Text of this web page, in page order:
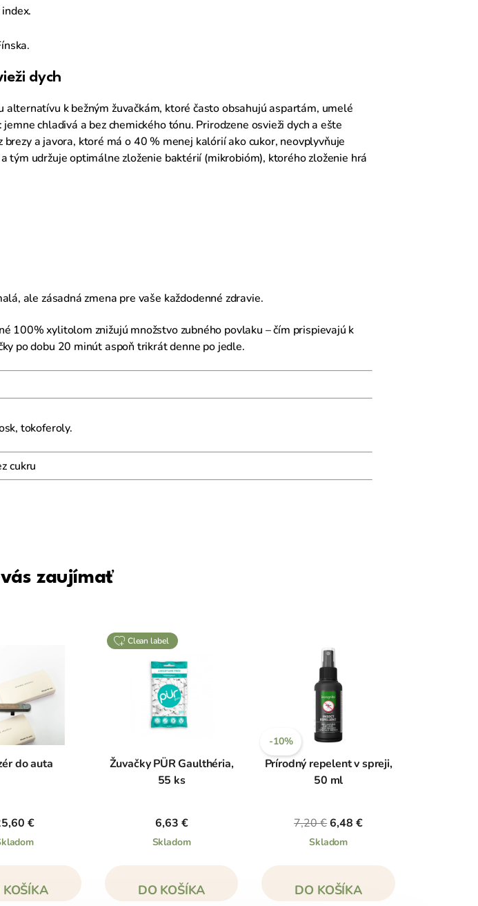
dych
k bežným žuvačkám, ktoré často obsahujú aspartám, umelé
chladivá a bez chemického tónu. Prirodzene osvieži dych a ešte
a javora, ktoré má o 40 % menej kalórií ako cukor, neovplyvňuje
tým udržuje optimálne zloženie baktérií (mikrobióm), ktorého zloženie hrá
ale zásadná zmena pre vaše každodenné zdravie.
100% xylitolom znižujú množstvo zubného povlaku – čím prispievajú k
po dobu 20 minút aspoň trikrát denne po jedle.
tokoferoly.
cukru
zaujímať
do auta
€
clean label
Žuvačky PÜR Gaulthéria,
55 ks
6,63 €
Skladom
DO KOŠÍKA
-10%
Prírodný repelent v spreji,
50 ml
7,20 €6,48 €
Skladom
DO KOŠÍKA